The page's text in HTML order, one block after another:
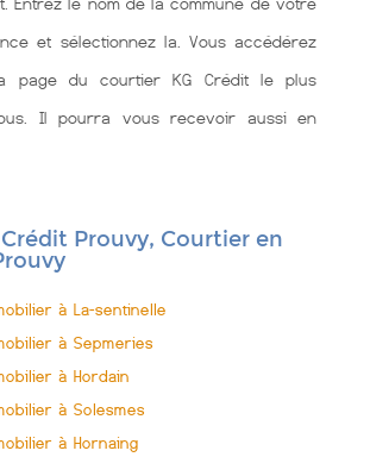
et sélectionnez la. Vous accédérez
page du courtier KG Crédit le plus
Il pourra vous recevoir aussi en
Prouvy, Courtier en
à La-sentinelle
à Sepmeries
à Hordain
à Solesmes
à Hornaing